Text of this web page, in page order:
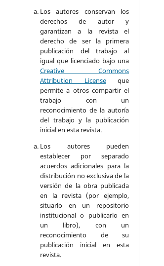
Los autores conservan los
derechos de autor y
garantizan a la revista el
derecho de ser la primera
publicación del trabajo al
igual que licenciado bajo una
Creative Commons
Attribution Licenseque
permite a otros compartir el
trabajo con un
reconocimiento de la autoría
del trabajo y la publicación
inicial en esta revista.
Los autores pueden
establecer por separado
acuerdos adicionales para la
distribución no exclusiva de la
versión de la obra publicada
en la revista (por ejemplo,
situarlo en un repositorio
institucional o publicarlo en
un libro), con un
reconocimiento de su
publicación inicial en esta
revista.